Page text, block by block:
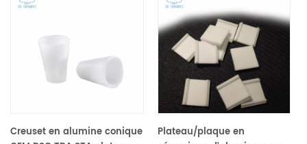
Creuset en alumine conique
Plateau/plaque en